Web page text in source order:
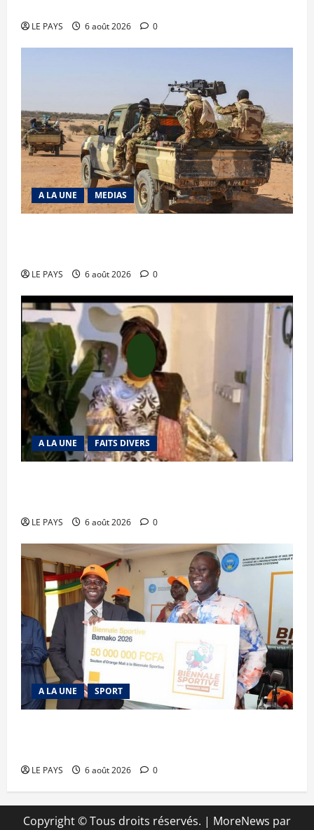
LE PAYS 6 août 2026 0
A LA UNE MEDIAS
LE PAYS 6 août 2026 0
A LA UNE FAITS DIVERS
LE PAYS 6 août 2026 0
A LA UNE SPORT
LE PAYS 6 août 2026 0
Copyright © Tous droits réservés. | MoreNews par